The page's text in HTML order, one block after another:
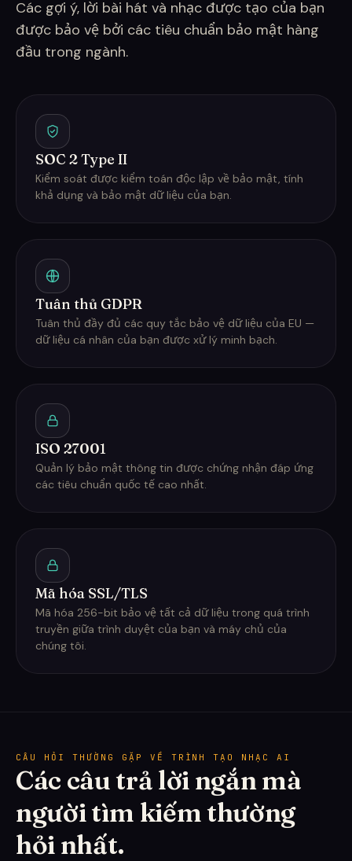
Các gợi ý, lời bài hát và nhạc được tạo của bạn
được bảo vệ bởi các tiêu chuẩn bảo mật hàng
đầu trong ngành.
SOC 2 Type II
Kiểm soát được kiểm toán độc lập về bảo mật, tính
khả dụng và bảo mật dữ liệu của bạn.
Tuân thủ GDPR
Tuân thủ đầy đủ các quy tắc bảo vệ dữ liệu của EU —
dữ liệu cá nhân của bạn được xử lý minh bạch.
ISO 27001
Quản lý bảo mật thông tin được chứng nhận đáp ứng
các tiêu chuẩn quốc tế cao nhất.
Mã hóa SSL/TLS
Mã hóa 256-bit bảo vệ tất cả dữ liệu trong quá trình
truyền giữa trình duyệt của bạn và máy chủ của
chúng tôi.
CÂU HỎI THƯỜNG GẶP VỀ TRÌNH TẠO NHẠC AI
Các câu trả lời ngắn mà
người tìm kiếm thường
hỏi nhất.